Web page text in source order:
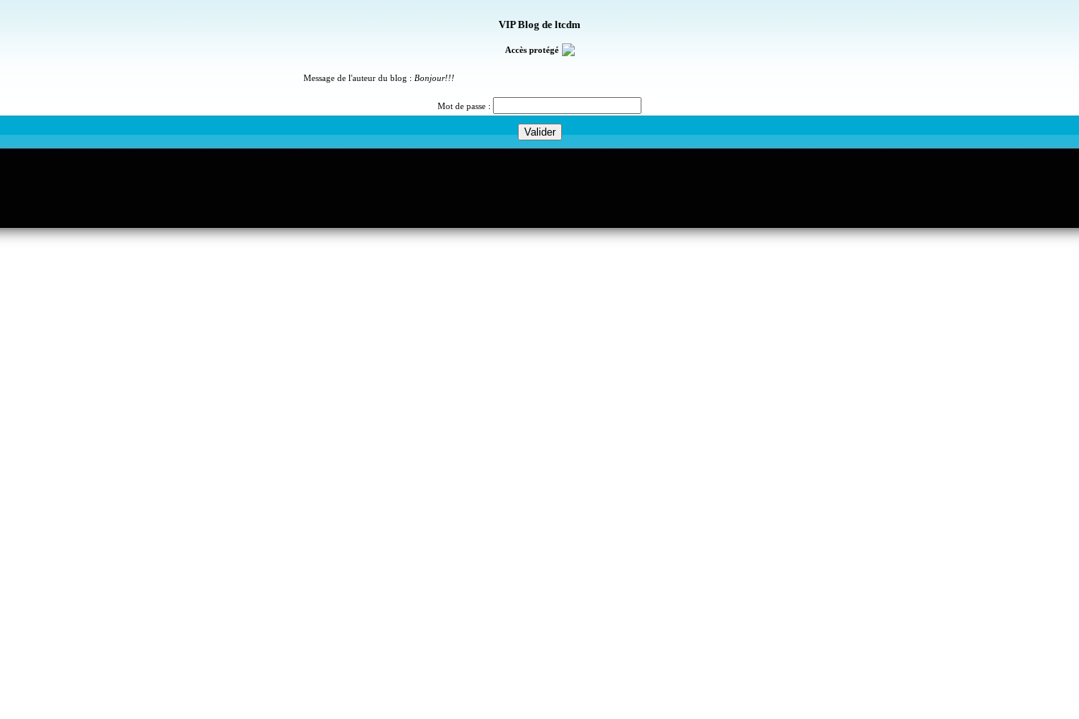
VIP Blog de ltcdm
Accès protégé
Message de l'auteur du blog : Bonjour!!!
Mot de passe :